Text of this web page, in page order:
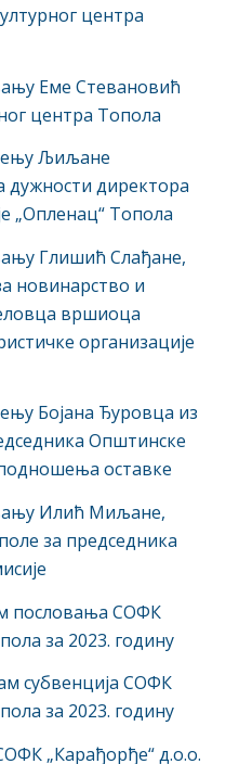
центра
Еме Стевановић
центра Топола
Љиљане
директора
„Опленац“ Топола
Глишић Слађане,
новинарство и
вршиоца
организације
Бојана Ђуровца из
Општинске
оставке
Илић Миљане,
за председника
пословања СОФК
за 2023. годину
субвенција СОФК
за 2023. годину
„Карађорђе“ д.о.о.